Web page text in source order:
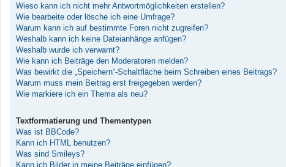
Wieso kann ich nicht mehr Antwortmöglichkeiten erstellen?
Wie bearbeite oder lösche ich eine Umfrage?
Warum kann ich auf bestimmte Foren nicht zugreifen?
Weshalb kann ich keine Dateianhänge anfügen?
Weshalb wurde ich verwarnt?
Wie kann ich Beiträge den Moderatoren melden?
Was bewirkt die „Speichern“-Schaltfläche beim Schreiben eines Beitrags?
Warum muss mein Beitrag erst freigegeben werden?
Wie markiere ich ein Thema als neu?
Textformatierung und Thementypen
Was ist BBCode?
Kann ich HTML benutzen?
Was sind Smileys?
Kann ich Bilder in meine Beiträge einfügen?